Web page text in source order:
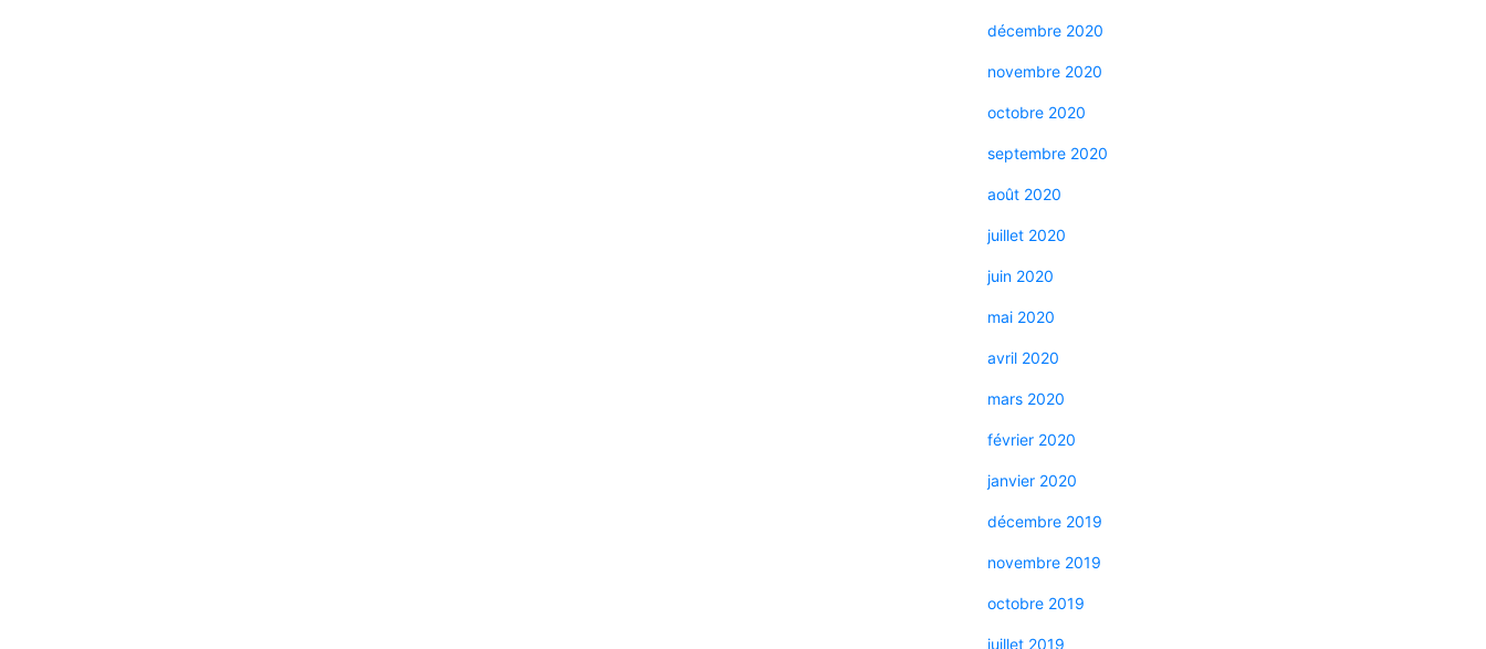
décembre 2020
novembre 2020
octobre 2020
septembre 2020
août 2020
juillet 2020
juin 2020
mai 2020
avril 2020
mars 2020
février 2020
janvier 2020
décembre 2019
novembre 2019
octobre 2019
juillet 2019